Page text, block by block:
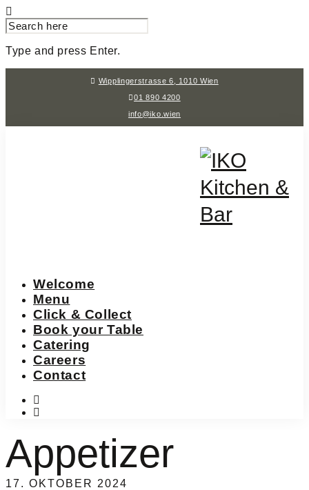
SEARCH
FOR:
Type and press Enter.
Wipplingerstrasse 6, 1010 Wien
01 890 4200
info@iko.wien
Welcome
Menu
Click & Collect
Book your Table
Catering
Careers
Contact
Appetizer
17. OKTOBER 2024